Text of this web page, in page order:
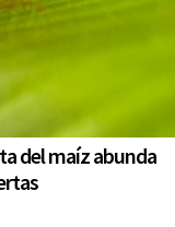
del maíz abunda